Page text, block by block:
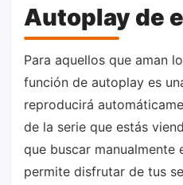
Autoplay de
Para aquellos que aman
función de autoplay es
reproducirá
de la serie que estás
que buscar manualmente
permite disfrutar de tus